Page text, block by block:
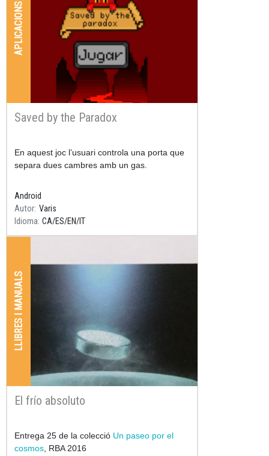
APLICACIONS
Saved by the Paradox
Resum
En aquest joc l’usuari controla una porta que
separa dues cambres amb un gas.
Android
Autor Varis
Idioma CA ES EN IT
LLIBRES I MANUALS
El frío absoluto
Resum
Entrega 25 de la colecció Un paseo por el
cosmos , RBA 2016